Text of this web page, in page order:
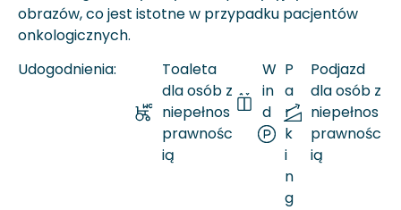
obrazów, co jest istotne w przypadku pacjentów
onkologicznych.
Udogodnienia:
Toaleta
dla osób z
niepełnos
prawnośc
ią
W
in
d
a
P
a
r
k
i
n
g
Podjazd
dla osób z
niepełnos
prawnośc
ią